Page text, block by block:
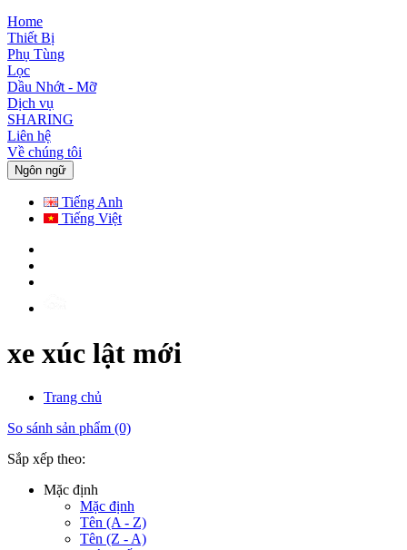
Home
Thiết Bị
Phụ Tùng
Lọc
Dầu Nhớt - Mỡ
Dịch vụ
SHARING
Liên hệ
Về chúng tôi
Ngôn ngữ
Tiếng Anh
Tiếng Việt
xe xúc lật mới
Trang chủ
So sánh sản phẩm (0)
Sắp xếp theo:
Mặc định
Mặc định
Tên (A - Z)
Tên (Z - A)